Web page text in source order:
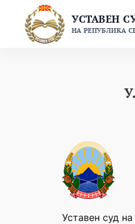
content
УСТАВЕН
НА РЕПУБЛИКА
Уставен суд на